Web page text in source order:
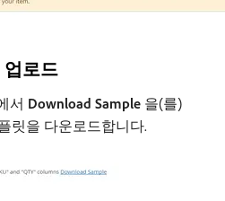
업로드
서​ Download Sample ​을(를)
릿을 다운로드합니다.